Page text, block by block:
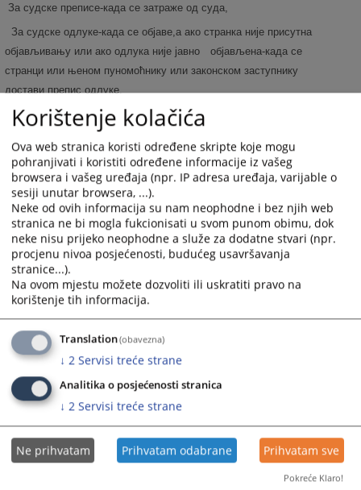
За судске преписе-када се затраже од суда,
За судске одлуке-када се објаве,а ако странка није присутна
објављивању или ако одлука није јавно
објављена-када се
странци или њеном пуномоћнику или законском заступнику
достави препис одлуке,
Судско поравнање-када се закључи,
У поступку стечаја-када је донешена одлука о главној диоби у
поступку стечаја,
У поступку ликвидације-даном доношења рјешења о закључењу
ликвидационог поступка и
За остале радње-када се затражи њихово предузимање.
Уколико странка суду достави поднесак без доказа о уплаћеној
такси, суд ће позвати странку, односно њеног пуномоћника или
8 (осам) дана, те уколико странка не уплати таксу у наведеном
року, суд ће наставити поступак и приступити принудној наплати
1664ПРЕГЛЕДА
Korištenje kolačića
Ova web stranica koristi određene skripte koje mogu
pohranjivati i koristiti određene informacije iz vašeg
browsera i vašeg uređaja (npr. IP adresa uređaja, varijable o
sesiji unutar browsera, ...).
Neke od ovih informacija su nam neophodne i bez njih web
stranica ne bi mogla fukcionisati u svom punom obimu, dok
neke nisu prijeko neophodne a služe za dodatne stvari (npr.
procjenu nivoa posjećenosti, budućeg usavršavanja
stranice...).
Na ovom mjestu možete dozvoliti ili uskratiti pravo na
korištenje tih informacija.
Translation(obavezna)
↓ 2 Servisi treće strane
Analitika o posjećenosti stranica
↓ 2 Servisi treće strane
Ne prihvatam Prihvatam odabrane Prihvatam sve
Pokreće Klaro!